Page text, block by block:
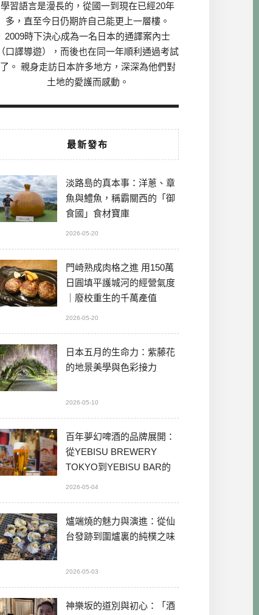
學習語言是漫長的，從國一到現在已經20年
多，直至今日仍期許自己能更上一層樓。
2009時下決心成為一名日本的通譯案內士
（口譯導遊），而後也在同一年順利通過考試
了。 親身走訪日本許多地方，深深為他們對
土地的愛護而感動。
最新發布
淡路島的真本事：洋蔥、章
魚與鱧魚，稱霸關西的「御
食國」食材寶庫
2026-05-20
門崎熟成肉格之進 用150萬
日圓填平護城河的經營氣度
｜廢校重生的千萬產值
2026-05-20
日本五月的生命力：紫藤花
的地景美學與色彩接力
2026-05-10
百年夢幻啤酒的品牌展開：
從YEBISU BREWERY
TOKYO到YEBISU BAR的
2026-05-04
爐端燒的魅力與演進：從仙
台發跡到圍爐裏的純樸之味
2026-05-03
神樂坂的道別與初心：「酒